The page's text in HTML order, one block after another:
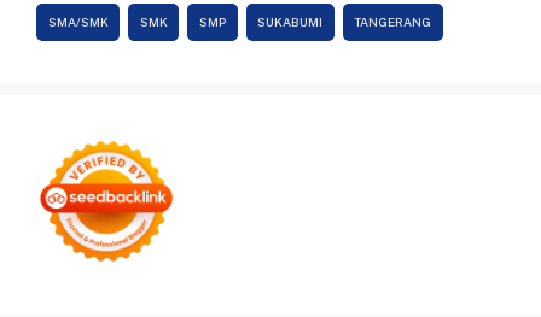
SMA/SMK SMK SMP SUKABUMI TANGERANG